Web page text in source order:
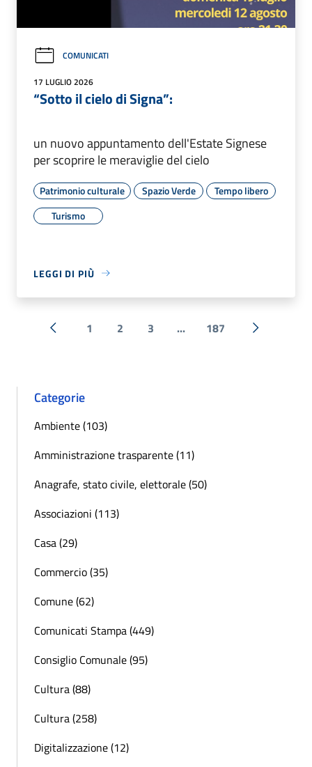
COMUNICATI
17 LUGLIO 2026
“Sotto il cielo di Signa”:
un nuovo appuntamento dell'Estate Signese
per scoprire le meraviglie del cielo
Patrimonio culturale Spazio Verde
Tempo libero
Turismo
LEGGI DI PIÙ
« Precedente
1 2 3 ... 187 Successiva
Categorie
Ambiente (103)
Amministrazione trasparente (11)
Anagrafe, stato civile, elettorale (50)
Associazioni (113)
Casa (29)
Commercio (35)
Comune (62)
Comunicati Stampa (449)
Consiglio Comunale (95)
Cultura (88)
Cultura (258)
Digitalizzazione (12)